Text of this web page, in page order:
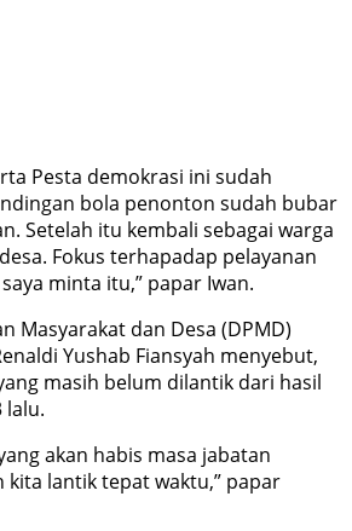
Pesta demokrasi ini sudah
bola penonton sudah bubar
Setelah itu kembali sebagai warga
Fokus terhapadap pelayanan
minta itu,” papar Iwan.
Masyarakat dan Desa (DPMD)
Yushab Fiansyah menyebut,
masih belum dilantik dari hasil
lalu.
akan habis masa jabatan
kita lantik tepat waktu,” papar